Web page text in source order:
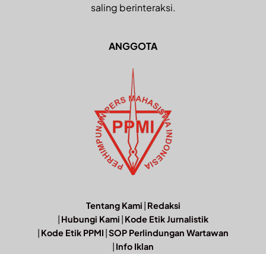
saling berinteraksi.
ANGGOTA
Tentang Kami | Redaksi
| Hubungi Kami | Kode Etik Jurnalistik
| Kode Etik PPMI |SOP Perlindungan Wartawan
| Info Iklan